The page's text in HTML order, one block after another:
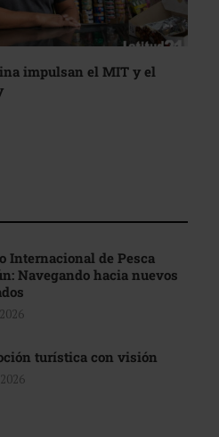
impulsan el MIT y el
Internacional de Pesca
Navegando hacia nuevos
turística con visión